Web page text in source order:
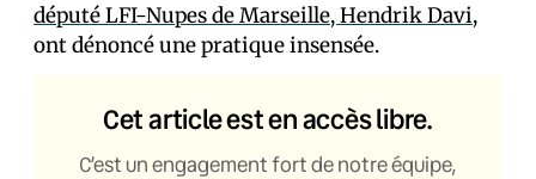
député LFI-Nupes de Marseille, Hendrik Davi,
ont dénoncé une pratique insensée.
Cet article est en accès libre.
C’est un engagement fort de notre équipe,